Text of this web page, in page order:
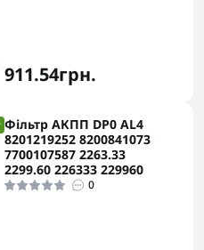
911.54грн.
Фільтр АКПП DP0 AL4
8201219252 8200841073
7700107587 2263.33
2299.60 226333 229960
0